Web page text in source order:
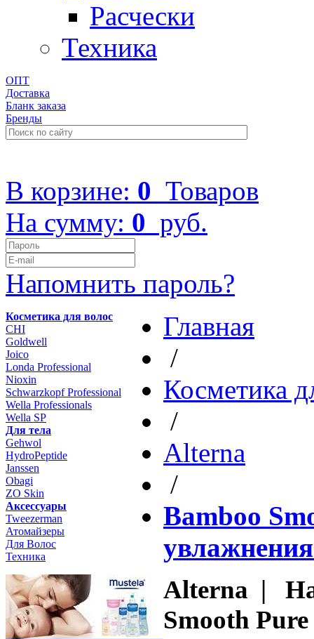
Расчески
Техника
ОПТ
Доставка
Бланк заказа
Бренды
В корзине: 0 Товаров
На сумму: 0 руб.
Напомнить пароль?
Косметика для волос
CHI
Goldwell
Joico
Londa Professional
Nioxin
Schwarzkopf Professional
Wella Professionals
Wella SP
Для тела
Gehwol
HydroPeptide
Janssen
Obagi
ZO Skin
Aксессуары
Tweezerman
Атомайзеры
Для Волос
Техника
Главная
/
Косметика
/
Altеrna
/
Bamboo
Alterna |
Smooth